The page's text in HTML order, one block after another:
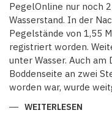
PegelOnline nur noch
Wasserstand. In der
Pegelstände von 1,55
registriert worden.
unter Wasser. Auch am
Boddenseite an zwei
worden war, wurde
WEITERLESEN